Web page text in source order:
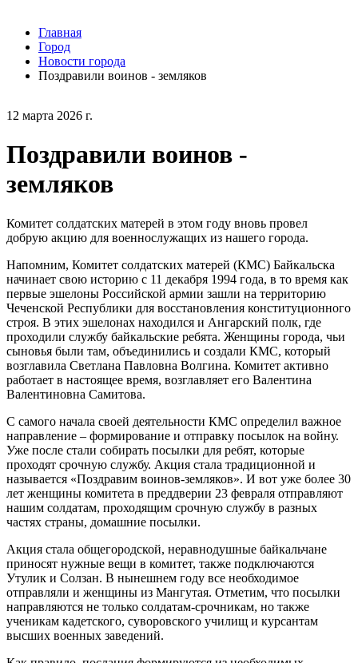
12 марта 2026 г.
Поздравили воинов -
земляков
Комитет солдатских матерей в этом году вновь провел
добрую акцию для военнослужащих из нашего города.
Напомним, Комитет солдатских матерей (КМС) Байкальска
начинает свою историю с 11 декабря 1994 года, в то время как
первые эшелоны Российской армии зашли на территорию
Чеченской Республики для восстановления конституционного
строя. В этих эшелонах находился и Ангарский полк, где
проходили службу байкальские ребята. Женщины города, чьи
сыновья были там, объединились и создали КМС, который
возглавила Светлана Павловна Волгина. Комитет активно
работает в настоящее время, возглавляет его Валентина
Валентиновна Самитова.
С самого начала своей деятельности КМС определил важное
направление – формирование и отправку посылок на войну.
Уже после стали собирать посылки для ребят, которые
проходят срочную службу. Акция стала традиционной и
называется «Поздравим воинов-земляков». И вот уже более 30
лет женщины комитета в преддверии 23 февраля отправляют
нашим солдатам, проходящим срочную службу в разных
частях страны, домашние посылки.
Акция стала общегородской, неравнодушные байкальчане
приносят нужные вещи в комитет, также подключаются
Утулик и Солзан. В нынешнем году все необходимое
отправляли и женщины из Мангутая. Отметим, что посылки
направляются не только солдатам-срочникам, но также
ученикам кадетского, суворовского училищ и курсантам
высших военных заведений.
Главная
Город
Новости города
Поздравили воинов - земляков